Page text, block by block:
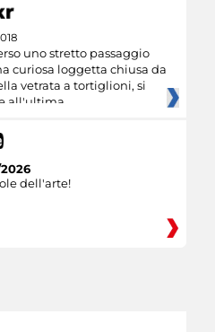
uno stretto passaggio
curiosa loggetta chiusa da
vetrata a tortiglioni, si
all'ultima
dell'arte!